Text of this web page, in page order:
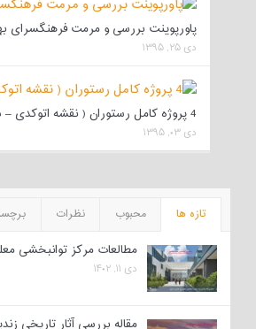
پاورپوینت بررسی و مرمت فرهنگسرای
دی ۲۵, ۱۳۹۵
4 پروژه کامل رستوران ( نقشه اتوکدی – سه بعدی – psd )
دی ۰۳, ۱۳۹۵
تازه ها محبوب نظرات
مطالعات مرکز توانبخشی
دی ۱۱, ۱۴۰۲
مقاله بررسی آثار تاریخی زندیه ( 36